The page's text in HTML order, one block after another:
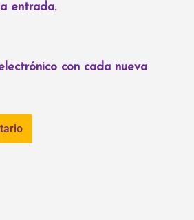
entrada.
con cada nueva